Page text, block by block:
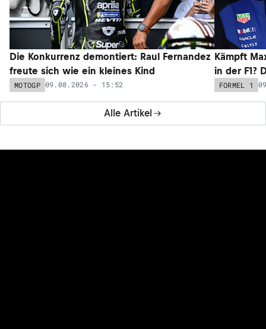
Alle Artikel
Die Konkurrenz demontiert: Raul Fernandez
freute sich wie ein kleines Kind
MOTOGP 09.08.2026 - 15:52
Kämpft
in der F1?
FORMEL 1